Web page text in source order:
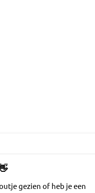
gezien of heb je een